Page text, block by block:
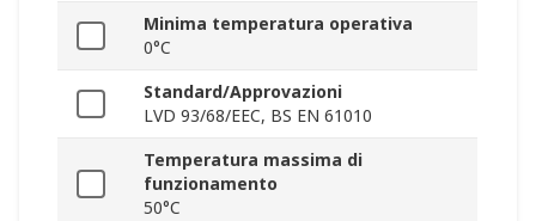
Minima temperatura operativa
0°C
Standard/Approvazioni
LVD 93/68/EEC, BS EN 61010
Temperatura massima di
funzionamento
50°C